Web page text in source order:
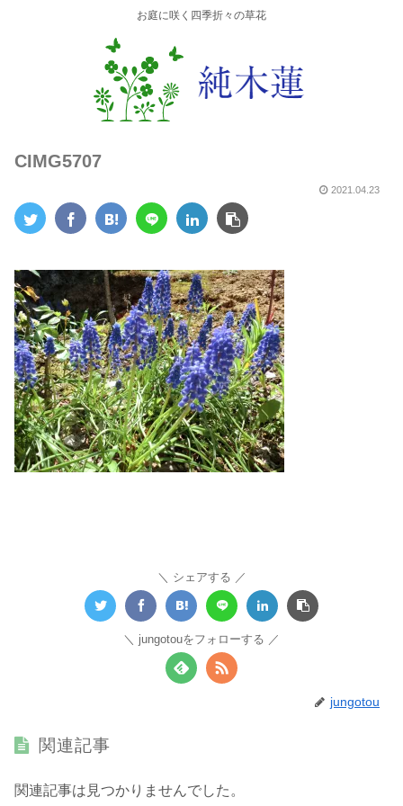
お庭に咲く四季折々の草花
CIMG5707
2021.04.23
シェアする
jungotouをフォローする
jungotou
関連記事
関連記事は見つかりませんでした。